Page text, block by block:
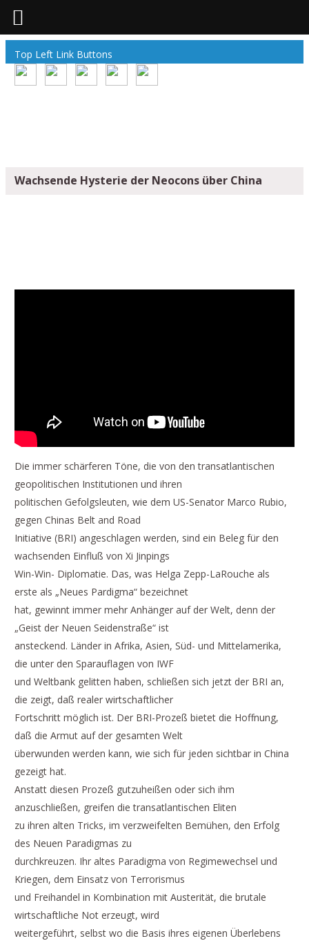
Top Left Link Buttons
Wachsende Hysterie der Neocons über China
Die immer schärferen Töne, die von den transatlantischen
geopolitischen Institutionen und ihren
politischen Gefolgsleuten, wie dem US-Senator Marco Rubio,
gegen Chinas Belt and Road
Initiative (BRI) angeschlagen werden, sind ein Beleg für den
wachsenden Einfluß von Xi Jinpings
Win-Win- Diplomatie. Das, was Helga Zepp-LaRouche als
erste als „Neues Pardigma“ bezeichnet
hat, gewinnt immer mehr Anhänger auf der Welt, denn der
„Geist der Neuen Seidenstraße“ ist
ansteckend. Länder in Afrika, Asien, Süd- und Mittelamerika,
die unter den Sparauflagen von IWF
und Weltbank gelitten haben, schließen sich jetzt der BRI an,
die zeigt, daß realer wirtschaftlicher
Fortschritt möglich ist. Der BRI-Prozeß bietet die Hoffnung,
daß die Armut auf der gesamten Welt
überwunden werden kann, wie sich für jeden sichtbar in China
gezeigt hat.
Anstatt diesen Prozeß gutzuheißen oder sich ihm
anzuschließen, greifen die transatlantischen Eliten
zu ihren alten Tricks, im verzweifelten Bemühen, den Erfolg
des Neuen Paradigmas zu
durchkreuzen. Ihr altes Paradigma von Regimewechsel und
Kriegen, dem Einsatz von Terrorismus
und Freihandel in Kombination mit Austerität, die brutale
wirtschaftliche Not erzeugt, wird
weitergeführt, selbst wo die Basis ihres eigenen Überlebens